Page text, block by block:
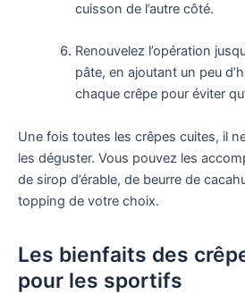
cuisson de l’autre côté.
Renouvelez l’opération
pâte, en ajoutant un peu
chaque crêpe pour éviter
Une fois toutes les crêpes cuites, il
les déguster. Vous pouvez les
de sirop d’érable, de beurre de
topping de votre choix.
Les bienfaits des
pour les sportifs